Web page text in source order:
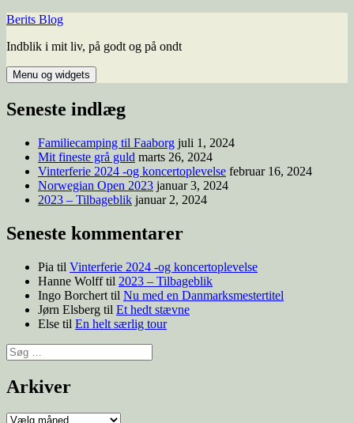
Berits Blog
Indblik i mit liv, på godt og på ondt
Menu og widgets
Seneste indlæg
Familiecamping til Faaborg juli 1, 2024
Mit fineste grå guld marts 26, 2024
Vinterferie 2024 -og koncertoplevelse februar 16, 2024
Norwegian Open 2023 januar 3, 2024
2023 – Tilbageblik januar 2, 2024
Seneste kommentarer
Pia til Vinterferie 2024 -og koncertoplevelse
Hanne Wolfftil 2023 – Tilbageblik
Ingo Borchert til Nu med en Danmarksmestertitel
Jørn Elsberg til Et hedt stævne
Else til En helt særlig tour
Arkiver